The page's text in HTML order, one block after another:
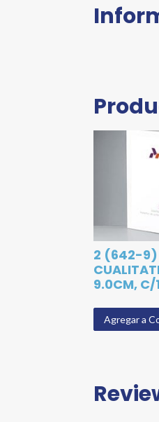
2 (642-9)
9.0CM, C/
Agregar a